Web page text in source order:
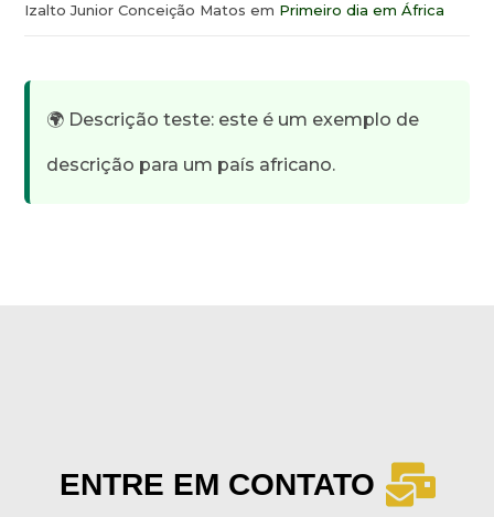
Izalto Junior Conceição Matos em Primeiro dia em África
🌍 Descrição teste: este é um exemplo de
descrição para um país africano.
ENTRE EM CONTATO